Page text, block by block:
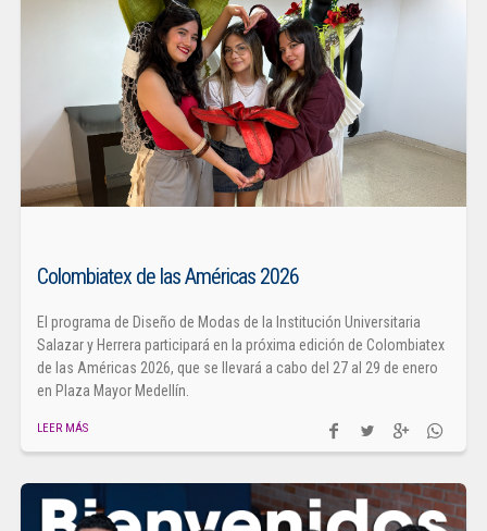
Colombiatex de las Américas 2026
El programa de Diseño de Modas de la Institución Universitaria
Salazar y Herrera participará en la próxima edición de Colombiatex
de las Américas 2026, que se llevará a cabo del 27 al 29 de enero
en Plaza Mayor Medellín.
LEER MÁS